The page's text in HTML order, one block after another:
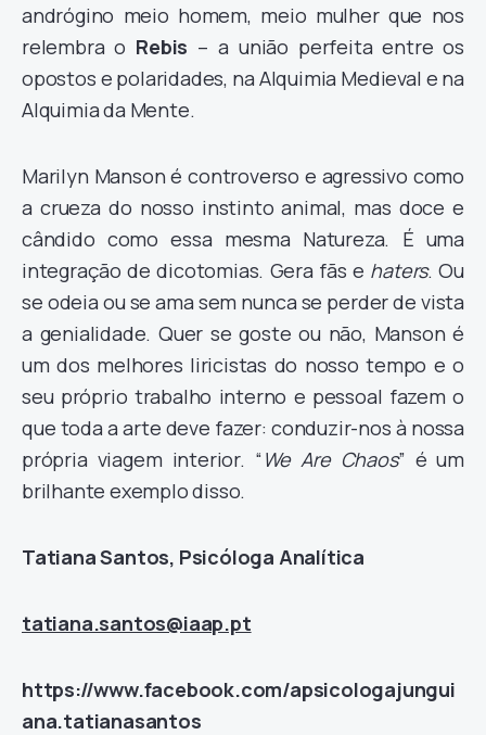
andrógino meio homem, meio mulher que nos
relembra o Rebis – a união perfeita entre os
opostos e polaridades, na Alquimia Medieval e na
Alquimia da Mente.
Marilyn Manson é controverso e agressivo como
a crueza do nosso instinto animal, mas doce e
cândido como essa mesma Natureza. É uma
integração de dicotomias. Gera fãs e haters. Ou
se odeia ou se ama sem nunca se perder de vista
a genialidade. Quer se goste ou não, Manson é
um dos melhores liricistas do nosso tempo e o
seu próprio trabalho interno e pessoal fazem o
que toda a arte deve fazer: conduzir-nos à nossa
própria viagem interior. “ We Are Chaos” é um
brilhante exemplo disso.
Tatiana Santos, Psicóloga Analítica
tatiana.santos@iaap.pt
https://www.facebook.com/apsicologajungui
ana.tatianasantos